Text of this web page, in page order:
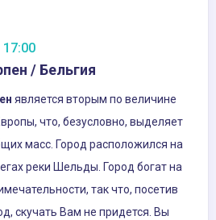
17:00
/ Бельгия
является вторым по величине
что, безусловно, выделяет
масс. Город расположился на
реки Шельды. Город богат на
так что, посетив
скучать Вам не придется. Вы